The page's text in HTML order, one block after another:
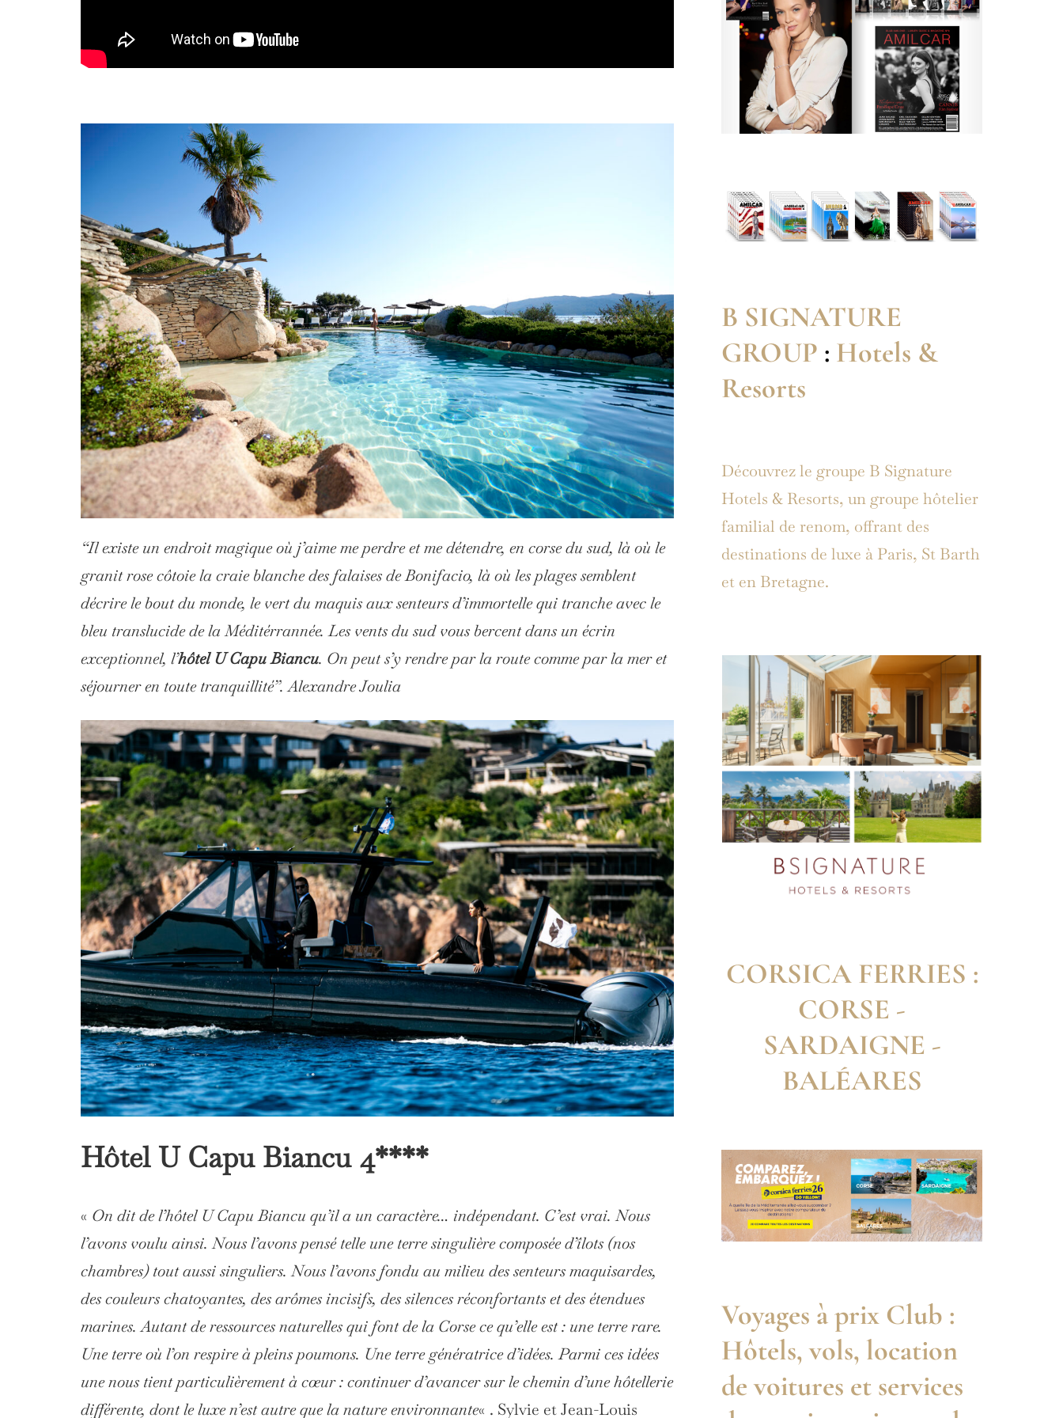
“Il existe un endroit magique où j’aime me perdre et me détendre, en corse du sud, là où le
granit rose côtoie la craie blanche des falaises de Bonifacio, là où les plages semblent
décrire le bout du monde, le vert du maquis aux senteurs d’immortelle qui tranche avec le
bleu translucide de la Méditérrannée. Les vents du sud vous bercent dans un écrin
exceptionnel, l’hôtel U Capu Biancu. On peut s’y rendre par la route comme par la mer et
séjourner en toute tranquillité”. Alexandre Joulia
Hôtel U Capu Biancu 4****
« On dit de l’hôtel U Capu Biancu qu’il a un caractère… indépendant. C’est vrai. Nous
l’avons voulu ainsi. Nous l’avons pensé telle une terre singulière composée d’îlots (nos
chambres) tout aussi singuliers. Nous l’avons fondu au milieu des senteurs maquisardes,
des couleurs chatoyantes, des arômes incisifs, des silences réconfortants et des étendues
marines. Autant de ressources naturelles qui font de la Corse ce qu’elle est : une terre rare.
Une terre où l’on respire à pleins poumons. Une terre génératrice d’idées. Parmi ces idées
une nous tient particulièrement à cœur : continuer d’avancer sur le chemin d’une hôtellerie
différente, dont le luxe n’est autre que la nature environnante« . Sylvie et Jean-Louis
B SIGNATURE
GROUP : Hotels &
Resorts
Découvrez le groupe B Signature
Hotels & Resorts, un groupe hôtelier
familial de renom, offrant des
destinations de luxe à Paris, St Barth
et en Bretagne.
CORSICA FERRIES :
CORSE -
SARDAIGNE -
BALÉARES
Voyages à prix Club :
Hôtels, vols, location
de voitures et services